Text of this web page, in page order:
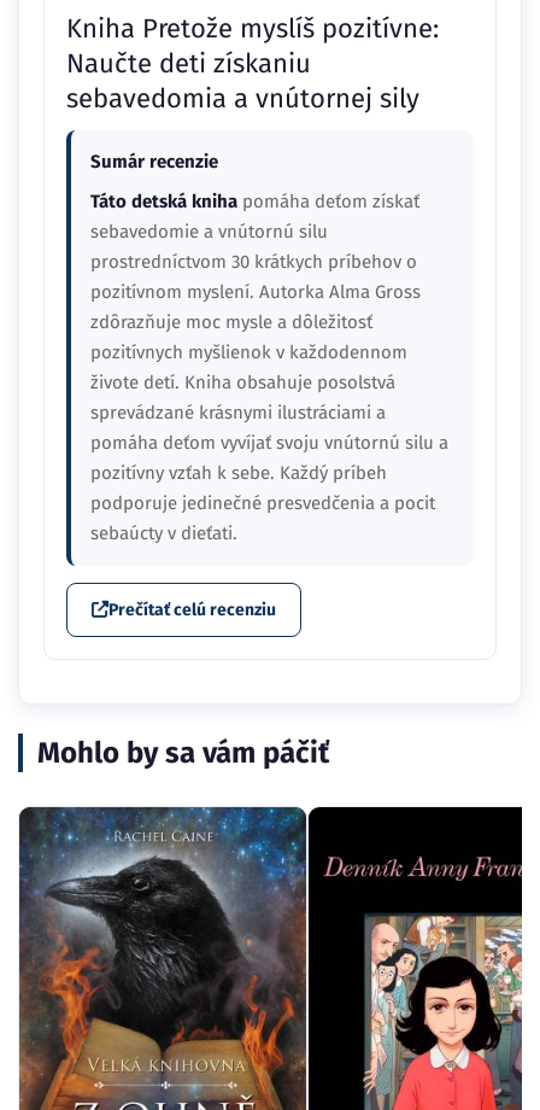
Kniha Pretože myslíš pozitívne:
Naučte deti získaniu
sebavedomia a vnútornej sily
Sumár recenzie
Táto detská kniha pomáha deťom získať
sebavedomie a vnútornú silu
prostredníctvom 30 krátkych príbehov o
pozitívnom myslení. Autorka Alma Gross
zdôrazňuje moc mysle a dôležitosť
pozitívnych myšlienok v každodennom
živote detí. Kniha obsahuje posolstvá
sprevádzané krásnymi ilustráciami a
pomáha deťom vyvíjať svoju vnútornú silu a
pozitívny vzťah k sebe. Každý príbeh
podporuje jedinečné presvedčenia a pocit
sebaúcty v dieťati.
Prečítať celú recenziu
Mohlo by sa vám páčiť